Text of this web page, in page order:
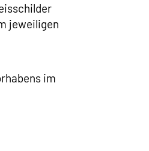
jeweiligen
im